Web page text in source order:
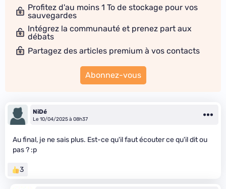
Profitez d'au moins 1 To de stockage pour vos
sauvegardes
Intégrez la communauté et prenez part aux
débats
Partagez des articles premium à vos contacts
Abonnez-vous
NiDé
Le 10/04/2025 à 08h37
Au final, je ne sais plus. Est-ce qu'il faut écouter ce qu'il dit ou
pas ? :p
3